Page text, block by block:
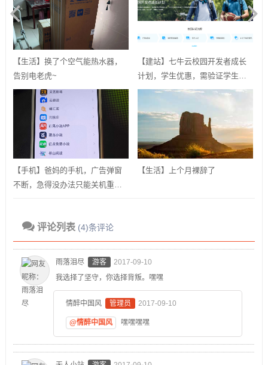
【生活】换了个空气能热水器，
告别电老虎~
【建站】七牛云校园开发者成长
计划，学生优惠，需验证学生邮
箱
【手机】爸妈的手机，广告弹窗
不断，急得没办法只能关机重
【生活】上个月裸辞了
评论列表 (4)条评论
雨落泪尽 游客
2017-09-10
我选择了坚守，你选择背叛。嘿嘿
情醉中国风 管理员 2017-09-10
@情醉中国风 嘿嘿嘿嘿